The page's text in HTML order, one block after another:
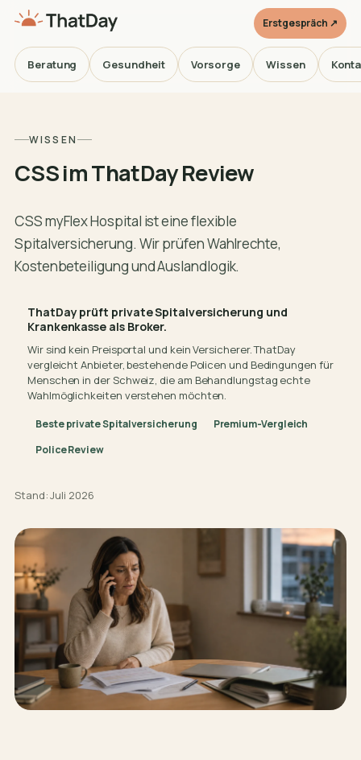
Erstgespräch ↗
Beratung Gesundheit Vorsorge Wissen
WISSEN
CSS im ThatDay Review
CSS myFlex Hospital ist eine flexible
Spitalversicherung. Wir prüfen Wahlrechte,
Kostenbeteiligung und Auslandlogik.
ThatDay prüft private Spitalversicherung und
Krankenkasse als Broker.
Wir sind kein Preisportal und kein Versicherer. ThatDay
vergleicht Anbieter, bestehende Policen und Bedingungen für
Menschen in der Schweiz, die am Behandlungstag echte
Wahlmöglichkeiten verstehen möchten.
Beste private Spitalversicherung
Premium-Vergleich
Police Review
Stand: Juli 2026